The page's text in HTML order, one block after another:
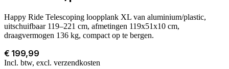
Happy Ride Telescoping loopplank XL van aluminium/plastic,
uitschuifbaar 119–221 cm, afmetingen 119x51x10 cm,
draagvermogen 136 kg, compact op te bergen.
€ 199,99
Incl. btw, excl. verzendkosten